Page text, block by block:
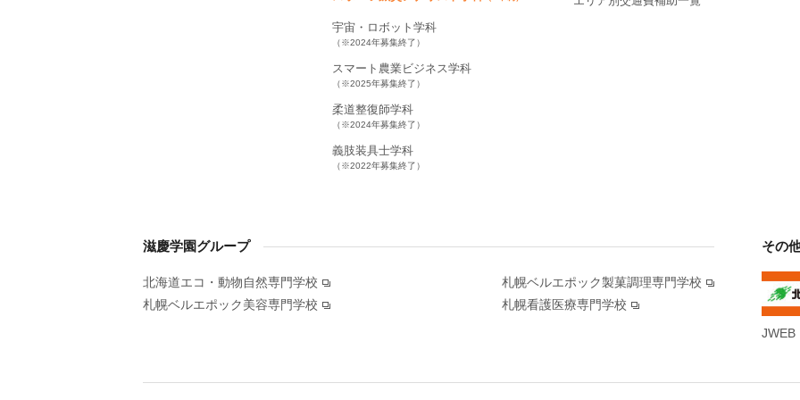
宇宙・ロボット学科
（※2024年募集終了）
スマート農業ビジネス学科
（※2025年募集終了）
柔道整復師学科
（※2024年募集終了）
義肢装具士学科
（※2022年募集終了）
滋慶学園グループ
北海道エコ・動物自然専門学校
札幌ベルエポック美容専門学校
札幌ベルエポック製菓調理専門学校
札幌看護医療専門学校
その
JWEB